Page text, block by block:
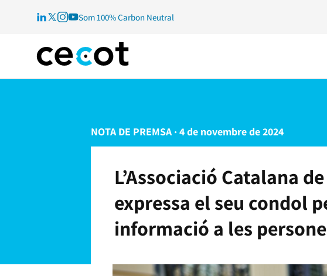
Som 100% Carbon Neutral
NOTA DE PREMSA · 4 de novembre de 2024
L’Associació Catalana
expressa el seu condol
informació a les